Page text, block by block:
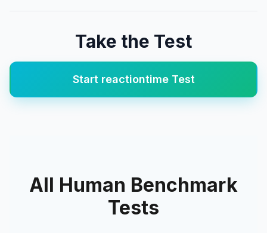
Take the Test
Start reactiontimeTest
All Human Benchmark
Tests